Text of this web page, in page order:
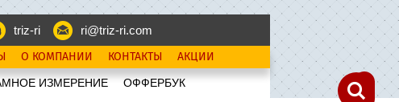
triz-ri ri@triz-ri.com
О КОМПАНИИ КОНТАКТЫ АКЦИИ
ИЗМЕРЕНИЕ OФФЕРБУК